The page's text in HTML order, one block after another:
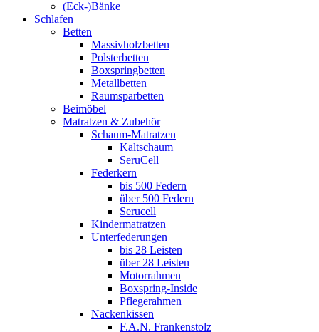
(Eck-)Bänke
Schlafen
Betten
Massivholzbetten
Polsterbetten
Boxspringbetten
Metallbetten
Raumsparbetten
Beimöbel
Matratzen & Zubehör
Schaum-Matratzen
Kaltschaum
SeruCell
Federkern
bis 500 Federn
über 500 Federn
Serucell
Kindermatratzen
Unterfederungen
bis 28 Leisten
über 28 Leisten
Motorrahmen
Boxspring-Inside
Pflegerahmen
Nackenkissen
F.A.N. Frankenstolz